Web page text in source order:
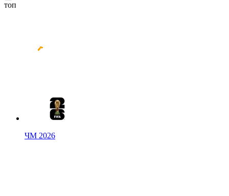
топ
ЧМ 2026